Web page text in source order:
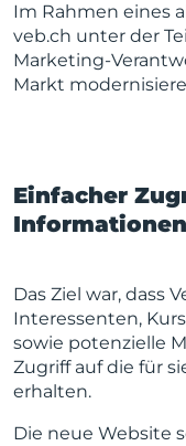
Im Rahmen eines
veb.ch unter der
Marketing-
Markt
Einfacher
Informationen
Das Ziel war, dass
Interessenten,
sowie potenzielle
Zugriff auf die für
erhalten.
Die neue Website